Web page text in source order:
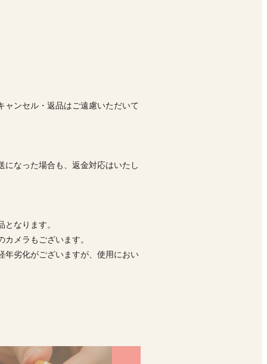
ャンセル・返品はご遠慮いただいて
なった場合も、返金対応はいたし
なります。
メラもございます。
年劣化がございますが、使用におい